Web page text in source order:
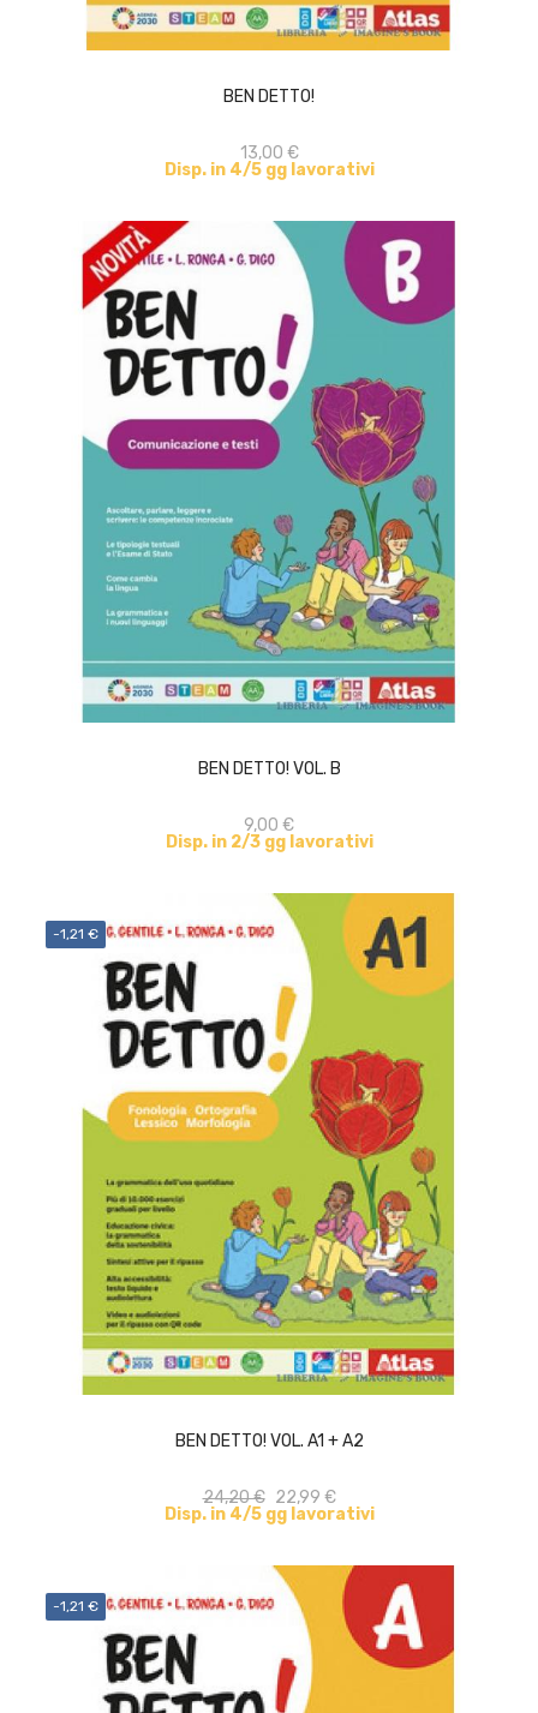
BEN DETTO!
13,00 €
Disp. in 4/5 gg lavorativi
ACQUISTA
BEN DETTO! VOL. B
9,00 €
Disp. in 2/3 gg lavorativi
-1,21 €
BEN DETTO! VOL. A1 + A2
24,20 € 22,99 €
Disp. in 4/5 gg lavorativi
ACQUISTA
-1,21 €